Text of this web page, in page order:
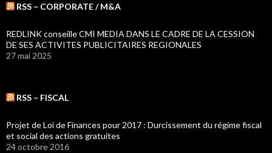
RSS – CORPORATE / M&A
REDLINK conseille CMI MEDIA DANS LE CADRE DE LA CESSION
DE SES ACTIVITES PUBLICITAIRES REGIONALES
27 mai 2025
RSS – FISCAL
Projet de Loi de Finances pour 2017 : Durcissement du régime fiscal
et social des actions gratuites
24 octobre 2016